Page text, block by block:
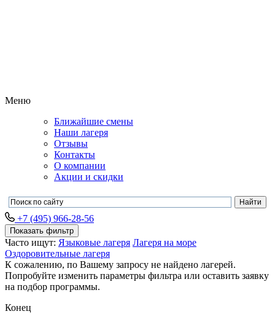
Меню
Ближайшие смены
Наши лагеря
Отзывы
Контакты
О компании
Акции и скидки
+7 (495) 966-28-56
Показать фильтр
Часто ищут: Языковые лагеря Лагеря на море
Оздоровительные лагеря
К сожалению, по Вашему запросу не найдено лагерей.
Попробуйте изменить параметры фильтра или оставить заявку
на подбор программы.
Конец